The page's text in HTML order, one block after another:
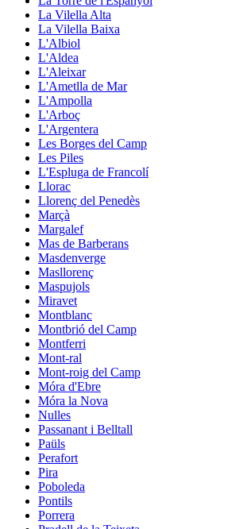
La Vilella Alta
La Vilella Baixa
L'Albiol
L'Aldea
L'Aleixar
L'Ametlla de Mar
L'Ampolla
L'Arboç
L'Argentera
Les Borges del Camp
Les Piles
L'Espluga de Francolí
Llorac
Llorenç del Penedès
Marçà
Margalef
Mas de Barberans
Masdenverge
Masllorenç
Maspujols
Miravet
Montblanc
Montbrió del Camp
Montferri
Mont-ral
Mont-roig del Camp
Móra d'Ebre
Móra la Nova
Nulles
Passanant i Belltall
Paüls
Perafort
Pira
Poboleda
Pontils
Porrera